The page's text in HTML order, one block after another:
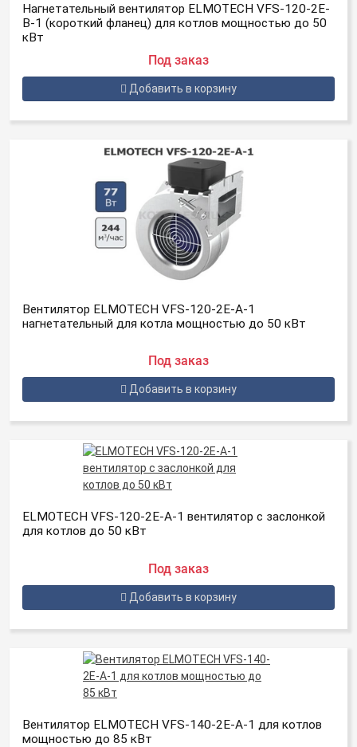
Нагнетательный вентилятор ELMOTECH VFS-120-2E-
B-1 (короткий фланец) для котлов мощностью до 50
кВт
Под заказ
Добавить в корзину
Вентилятор ELMOTECH VFS-120-2E-A-1
нагнетательный для котла мощностью до 50 кВт
Под заказ
Добавить в корзину
ELMOTECH VFS-120-2E-A-1 вентилятор с заслонкой
для котлов до 50 кВт
Под заказ
Добавить в корзину
Вентилятор ELMOTECH VFS-140-2E-A-1 для котлов
мощностью до 85 кВт